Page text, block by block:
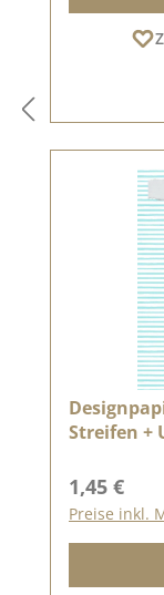
Streifen +
Regulärer
1,45 €
Preise inkl.